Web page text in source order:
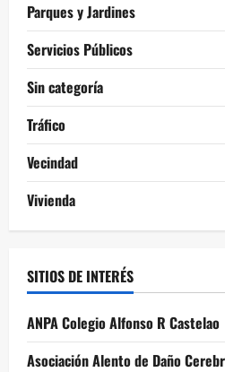
Parques y Jardines
Servicios Públicos
Sin categoría
Tráfico
Vecindad
Vivienda
SITIOS DE INTERÉS
ANPA Colegio Alfonso R Castelao
Asociación Alento de Daño